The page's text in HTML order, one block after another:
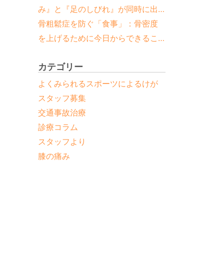
み』と『足のしびれ』が同時に出
たら要注意な疾患と見分け方
骨粗鬆症を防ぐ「食事」：骨密度
を上げるために今日からできるこ
カテゴリー
よくみられるスポーツによるけが
スタッフより
スタッフ募集
交通事故治療
膝の痛み
診療コラム